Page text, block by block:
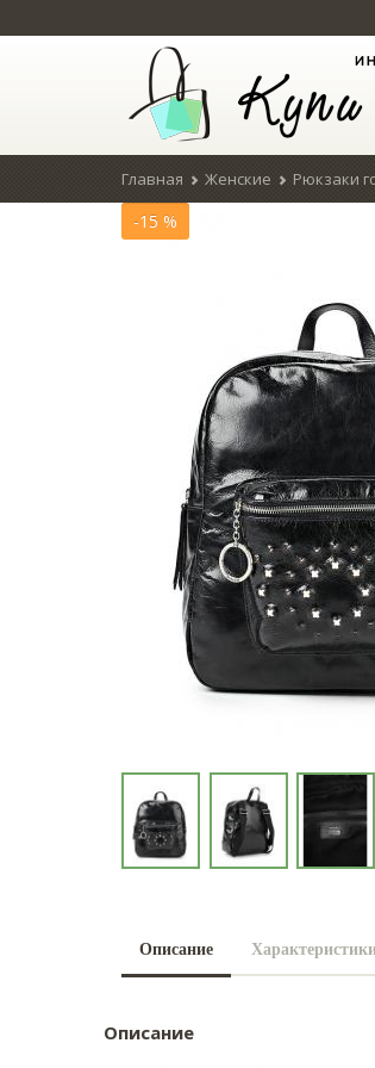
Главная Женские Рюкзаки
-15 %
Описание
Описание